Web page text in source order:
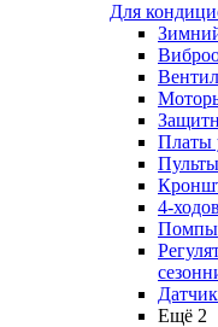
Для
Платы
4-
Помпы
Ещё 2